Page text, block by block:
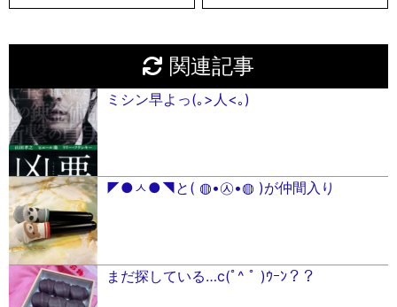
関連記事
ミシン早よっ(｡>人<｡)
◤●ㅅ●◥と( ◍•㉦•◍ )が仲間入り
まだ探している…c(ﾟ^ ﾟ )ｳｰﾝ？？